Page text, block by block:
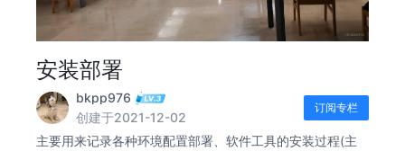
安装部署
bkpp976
创建于2021-12-02
订阅专栏
主要用来记录各种环境配置部署、软件工具的安装过程(主